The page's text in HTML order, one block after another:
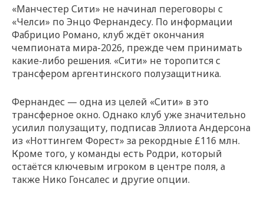
«Манчестер Сити» не начинал переговоры с
«Челси» по Энцо Фернандесу. По информации
Фабрицио Романо, клуб ждёт окончания
чемпионата мира-2026, прежде чем принимать
какие-либо решения. «Сити» не торопится с
трансфером аргентинского полузащитника.
Фернандес — одна из целей «Сити» в это
трансферное окно. Однако клуб уже значительно
усилил полузащиту, подписав Эллиота Андерсона
из «Ноттингем Форест» за рекордные £116 млн.
Кроме того, у команды есть Родри, который
остаётся ключевым игроком в центре поля, а
также Нико Гонсалес и другие опции.